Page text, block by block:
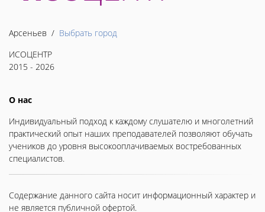
Арсеньев / Выбрать город
ИСОЦЕНТР
2015 - 2026
О нас
Индивидуальный подход к каждому слушателю и многолетний
практический опыт наших преподавателей позволяют обучать
учеников до уровня высокооплачиваемых востребованных
специалистов.
Содержание данного сайта носит информационный характер и
не является публичной офертой.